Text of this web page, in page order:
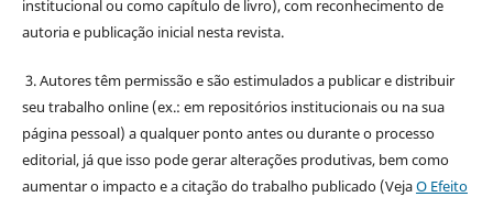
institucional ou como capítulo de livro), com reconhecimento de
autoria e publicação inicial nesta revista.
3. Autores têm permissão e são estimulados a publicar e distribuir
seu trabalho online (ex.: em repositórios institucionais ou na sua
página pessoal) a qualquer ponto antes ou durante o processo
editorial, já que isso pode gerar alterações produtivas, bem como
aumentar o impacto e a citação do trabalho publicado (VejaO Efeito